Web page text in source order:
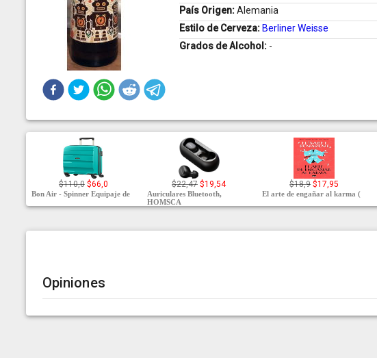
País Origen:Alemania
Estilo de Cerveza: Berliner Weisse
Grados de Alcohol: -
$110,0 $66,0
Bon Air - Spinner Equipaje de
$22,47 $19,54
Auriculares Bluetooth,
HOMSCA
$18,9 $17,95
El arte de engañar al karma (
Opiniones